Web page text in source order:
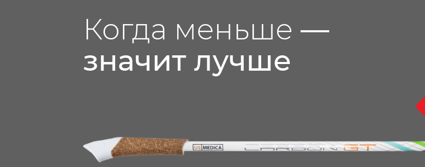
Когда меньше —
значит лучше